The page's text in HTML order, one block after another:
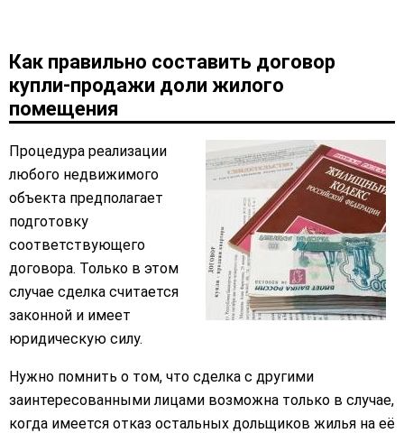
Как правильно составить договор
купли-продажи доли жилого
помещения
Процедура реализации
любого недвижимого
объекта предполагает
подготовку
соответствующего
договора. Только в этом
случае сделка считается
законной и имеет
юридическую силу.
Нужно помнить о том, что сделка с другими
заинтересованными лицами возможна только в случае,
когда имеется отказ остальных дольщиков жилья на её